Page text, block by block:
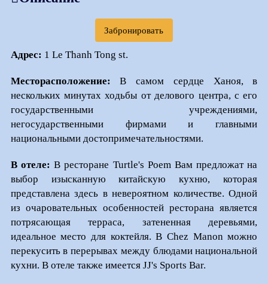
Забронировать
Адрес: 1 Le Thanh Tong st.
Месторасположение:В самом сердце Ханоя, в
нескольких минутах ходьбы от делового центра, с его
государственными учреждениями,
негосударственными фирмами и главными
национальными достопримечательностями.
В отеле:В ресторане Turtle's Poem Вам предложат на
выбор изысканную китайскую кухню, которая
представлена здесь в невероятном количестве. Одной
из очаровательных особенностей ресторана является
потрясающая терраса, затененная деревьями,
идеальное место для коктейля. В Chez Manon можно
перекусить в перерывах между блюдами национальной
кухни. В отеле также имеется JJ's Sports Bar.